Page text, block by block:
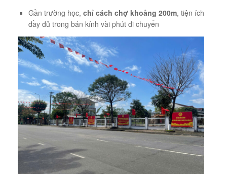
Gần trường học, chỉ cách chợ khoảng 200m, tiện ích
đầy đủ trong bán kính vài phút di chuyển